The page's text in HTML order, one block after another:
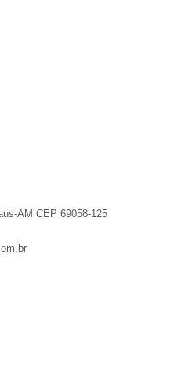
AM CEP 69058-125